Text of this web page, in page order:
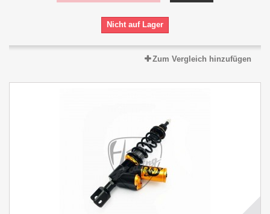
Nicht auf Lager
Zum Vergleich hinzufügen